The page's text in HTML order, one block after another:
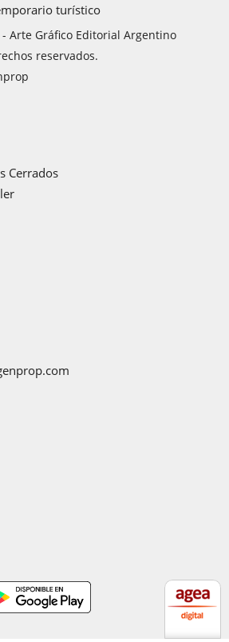
turístico
Arte Gráfico Editorial Argentino
reservados.
Cerrados